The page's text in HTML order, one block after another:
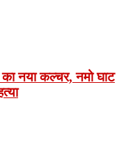
नया कल्चर, नमो घाट